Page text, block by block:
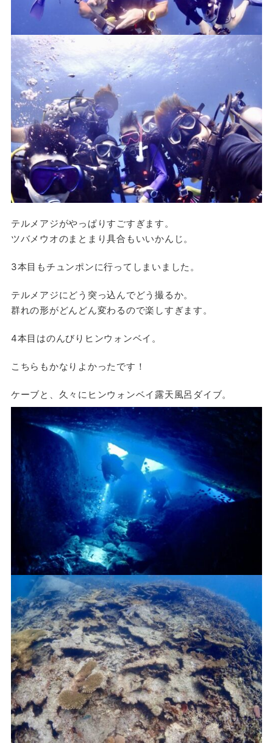
テルメアジがやっぱりすごすぎます。
ツバメウオのまとまり具合もいいかんじ。
3本目もチュンポンに行ってしまいました。
テルメアジにどう突っ込んでどう撮るか。
群れの形がどんどん変わるので楽しすぎます。
4本目はのんびりヒンウォンベイ。
こちらもかなりよかったです！
ケーブと、久々にヒンウォンベイ露天風呂ダイブ。